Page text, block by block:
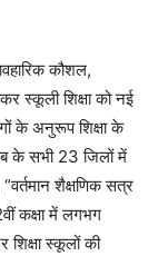
कौशल,
स्कूली शिक्षा को नई
के अनुरूप शिक्षा के
के सभी 23 जिलों में
शैक्षणिक सत्र
कक्षा में लगभग
शिक्षा स्कूलों की